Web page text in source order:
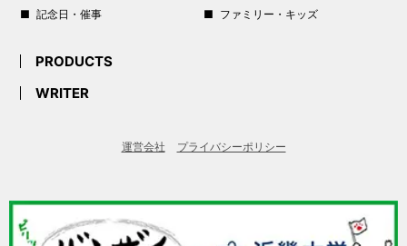
記念日・催事
ファミリー・キッズ
PRODUCTS
WRITER
運営会社 プライバシーポリシー